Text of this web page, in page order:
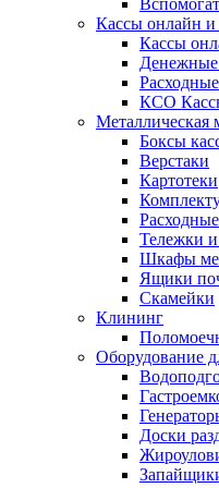
Кассы онлайн и
Кассы
КСО
Металлическая
Боксы
Верстаки
Картотеки
Тележки и
Шкафы
Ящики
Скамейки
Клининг
Оборудование
Доски